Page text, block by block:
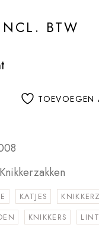
BTW
TOEVOEGEN
Knikkerzakken
KATJES
KNIKKERS LINT